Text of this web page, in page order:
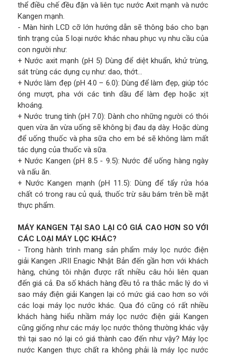
thể điều chế đều đặn và liên tục nước Axit mạnh và nước
Kangen mạnh.
- Màn hình LCD cỡ lớn hướng dẫn sẽ thông báo cho bạn
tình trạng của 5 loại nước khác nhau phục vụ nhu cầu của
con người như:
+ Nước axit mạnh (pH 5) Dùng để diệt khuẩn, khử trùng,
sát trùng các dụng cụ như: dao, thớt…
+ Nước làm đẹp (pH 4.0 – 6.0): Dùng để làm đẹp, giúp tóc
óng mượt, pha với các tinh dầu để làm đẹp hoặc xịt
khoáng.
+ Nước trung tính (pH 7.0): Dành cho những người có thói
quen vừa ăn vừa uống sẽ không bị đau dạ dày. Hoặc dùng
để uống thuốc và pha sữa cho em bé sẽ không làm mất
tác dụng của thuốc và sữa.
+ Nước Kangen (pH 8.5 - 9.5): Nước để uống hàng ngày
và nấu ăn.
+ Nước Kangen mạnh (pH 11.5): Dùng để tẩy rửa hóa
chất có trong rau củ quả, thuốc trừ sâu bám trên bề mặt
thực phẩm.
MÁY KANGEN TẠI SAO LẠI CÓ GIÁ CAO HƠN SO VỚI
CÁC LOẠI MÁY LỌC KHÁC?
- Trong hành trình mang sản phẩm máy lọc nước điện
giải Kangen JRII Enagic Nhật Bản đến gần hơn với khách
hàng, chúng tôi nhận được rất nhiều câu hỏi liên quan
đến giá cả. Đa số khách hàng đều tỏ ra thắc mắc lý do vì
sao máy điện giải Kangen lại có mức giá cao hơn so với
các loại máy lọc nước khác. Qua đó cũng có rất nhiều
khách hàng hiểu nhầm máy lọc nước điện giải Kangen
cũng giống như các máy lọc nước thông thường khác vậy
thì tại sao nó lại có giá thành cao đến như vậy? Máy lọc
nước Kangen thực chất ra không phải là máy lọc nước